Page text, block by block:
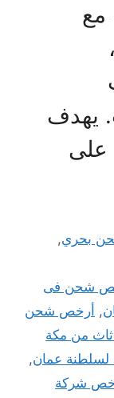
مع
يهدف
على
بحري,
شحن فى
, أرخص شحن
من مكة
عمان,
شركة